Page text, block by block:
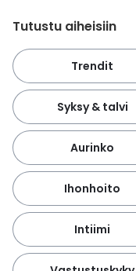
Tutustu aiheisiin
Trendit
Syksy & talvi
Aurinko
Ihonhoito
Intiimi